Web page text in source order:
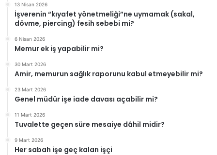
13 Nisan 2026
İşverenin “kıyafet yönetmeliği”ne uymamak (sakal,
dövme, piercing) fesih sebebi mi?
6 Nisan 2026
Memur ek iş yapabilir mi?
30 Mart 2026
Amir, memurun sağlık raporunu kabul etmeyebilir mi?
23 Mart 2026
Genel müdür işe iade davası açabilir mi?
11 Mart 2026
Tuvalette geçen süre mesaiye dâhil midir?
9 Mart 2026
Her sabah işe geç kalan işçi